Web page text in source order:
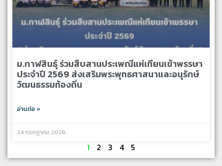
ม.กาฬสินธุ์ ร่วมสืบสานประเพณีแห่เทียนเข้าพรรษา
ประจำปี 2569 ส่งเสริมพระพุทธศาสนาและอนุรักษ์
วัฒนธรรมท้องถิ่น
อ่านต่อ »
24 กรกฎาคม 2026
1 2 3 4 5